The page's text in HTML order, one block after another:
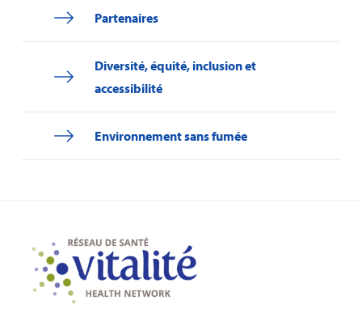
Partenaires
Diversité, équité, inclusion et
accessibilité
Environnement sans fumée